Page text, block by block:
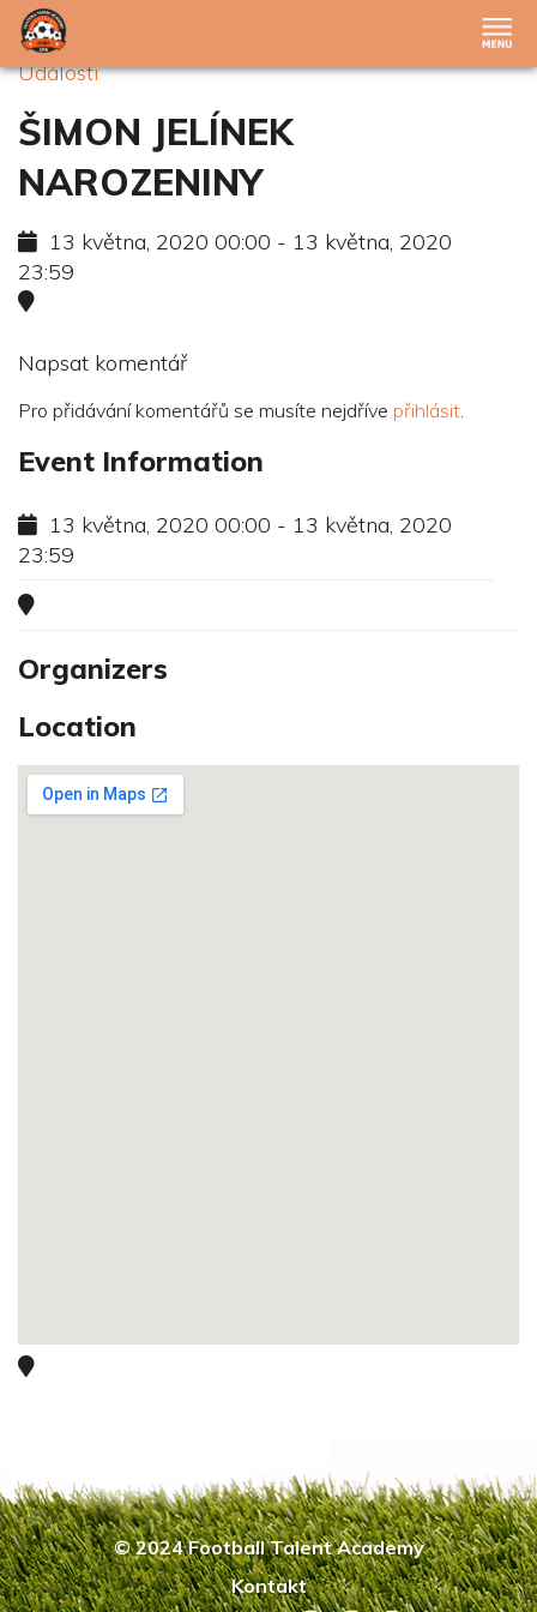
Události
ŠIMON JELÍNEK
NAROZENINY
13 května, 2020 00:00 - 13 května, 2020
23:59
Napsat komentář
Pro přidávání komentářů se musíte nejdříve přihlásit.
Event Information
13 května, 2020 00:00 - 13 května, 2020
23:59
Organizers
Location
© 2024 Football Talent Academy
Kontakt